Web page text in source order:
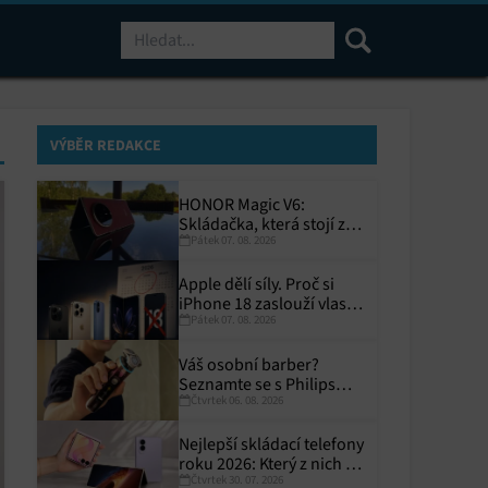
VÝBĚR REDAKCE
HONOR Magic V6:
Skládačka, která stojí za
toPátek 07. 08. 2026
Apple dělí síly. Proč si
iPhone 18 zaslouží vlastní
termín?
Pátek 07. 08. 2026
Váš osobní barber?
Seznamte se s Philips
i9000 Prestige Ultra
Čtvrtek 06. 08. 2026
Nejlepší skládací telefony
roku 2026: Který z nich si
zaslouží místo ve vaší
Čtvrtek 30. 07. 2026